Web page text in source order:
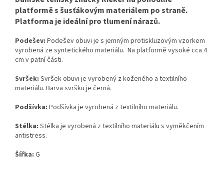
platformě s šusťákovým materiálem po straně.
Platforma je ideální pro tlumení nárazů.
Podešev: Podešev obuvi je s jemným protiskluzovým vzorkem
vyrobená ze syntetického materiálu. Na platformě vysoké cca 4
cm v patní části.
Svršek: Svršek obuvi je vyrobený z koženého a textilního
materiálu. Barva svršku je černá.
Podšívka: Podšívka je vyrobená z textilního materiálu.
Stélka: Stélka je vyrobená z textilního materiálu s vyměkčením
antistress.
Šířka: G